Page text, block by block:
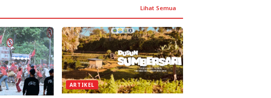
Lihat Semua
ARTIKEL